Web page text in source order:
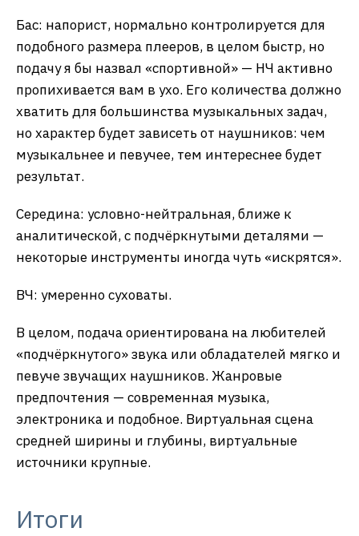
Бас: напорист, нормально контролируется для
подобного размера плееров, в целом быстр, но
подачу я бы назвал «спортивной» — НЧ активно
пропихивается вам в ухо. Его количества должно
хватить для большинства музыкальных задач,
но характер будет зависеть от наушников: чем
музыкальнее и певучее, тем интереснее будет
результат.
Середина: условно-нейтральная, ближе к
аналитической, с подчёркнутыми деталями —
некоторые инструменты иногда чуть «искрятся».
ВЧ: умеренно суховаты.
В целом, подача ориентирована на любителей
«подчёркнутого» звука или обладателей мягко и
певуче звучащих наушников. Жанровые
предпочтения — современная музыка,
электроника и подобное. Виртуальная сцена
средней ширины и глубины, виртуальные
источники крупные.
Итоги